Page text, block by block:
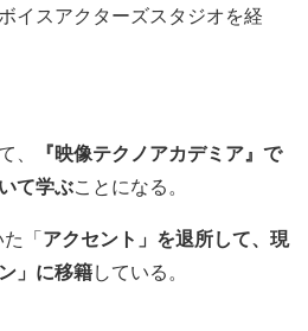
イスアクターズスタジオを経
、
『映像テクノアカデミア』で
て学ぶことになる。
「 アクセント」を退所して、現
」に移籍している。